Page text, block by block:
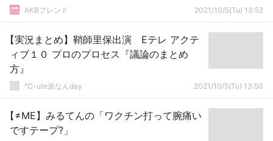
AKBフレンド 2021/10/5(Tu) 13:52
【実況まとめ】鞘師里保出演 Eテレ アクテ
ィブ１０ プロのプロセス『議論のまとめ
方』
℃-ute派なんday 2021/10/5(Tu) 13:50
【≠ME】みるてんの「ワクチン打って腕痛い
ですテープ?」